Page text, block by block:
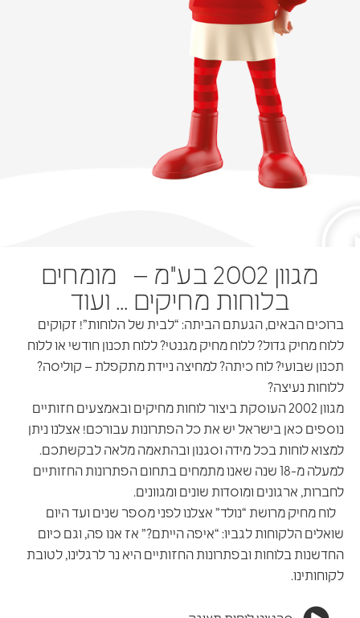
מגוון 2002 בע"מ – מומחים
בלוחות מחיקים … ועוד
ברוכים הבאים, הגעתם הביתה: “לבית של הלוחות”! זקוקים
ללוח מחיק גדול? ללוח מחיק מגנטי? ללוח תכנון חודשי או ללוח
תכנון שבועי? לוח כיתה? למחיצה ניידת מתקפלת – קוליסה?
ללוחות נעיצה?
מגוון 2002 העוסקת ביצור לוחות מחיקים ובאמצעים חזותיים
נוספים כאן בישראל יש את כל הפתרונות עבורכם! אצלנו ניתן
למצוא לוחות בכל מידה וסגנון ובהתאמה מלאה לבקשתכם.
למעלה מ-18 שנה שאנו מתמחים בתחום הפתרונות החזותיים
לחברות, ארגונים ומוסדות שונים ומגוונים.
לוח מחיק מרושת “נולד” אצלנו לפני מספר שנים ועד היום
שואלים הלקוחות לגביו: “איפה הייתם?” אז אנו פה, וגם כיום
החדשנות בלוחות ובפתרונות החזותיים היא נר לרגלינו, לטובת
לקוחותינו.